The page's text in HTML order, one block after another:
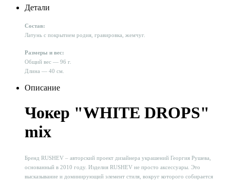
Детали
Состав:
Латунь с покрытием родия, гравировка, жемчуг.
Размеры и вес:
Общий вес — 96 г.
Длина — 40 см.
Описание
Чокер "WHITE DROPS"
mix
Бренд RUSHEV – авторский проект дизайнера украшений Георгия Рушева,
основанный в 2010 году. Изделия RUSHEV не просто аксессуары. Это
высказывание и доминирующий элемент стиля, вокруг которого собирается